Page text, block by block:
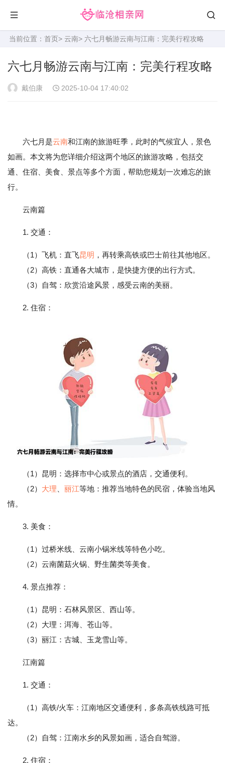
当前位置： 首页> 云南> 六七月畅游云南与江南：完美行程攻略
六七月畅游云南与江南：完美行程攻略
戴伯康 2025-10-04 17:40:02
六七月是云南和江南的旅游旺季，此时的气候宜人，景色
如画。本文将为您详细介绍这两个地区的旅游攻略，包括交
通、住宿、美食、景点等多个方面，帮助您规划一次难忘的旅
行。
云南篇
1. 交通：
（1）飞机：直飞昆明 ，再转乘高铁或巴士前往其他地区。
（2）高铁：直通各大城市，是快捷方便的出行方式。
（3）自驾：欣赏沿途风景，感受云南的美丽。
2. 住宿：
（1）昆明：选择市中心或景点的酒店，交通便利。
（2） 大理 丽江等地：推荐当地特色的民宿，体验当地风
情。
3. 美食：
（1）过桥米线、云南小锅米线等特色小吃。
（2）云南菌菇火锅、野生菌类等美食。
4. 景点推荐：
（1）昆明：石林风景区、西山等。
（2）大理：洱海、苍山等。
（3）丽江：古城、玉龙雪山等。
江南篇
1. 交通：
（1）高铁/火车：江南地区交通便利，多条高铁线路可抵
达。
（2）自驾：江南水乡的风景如画，适合自驾游。
2. 住宿：